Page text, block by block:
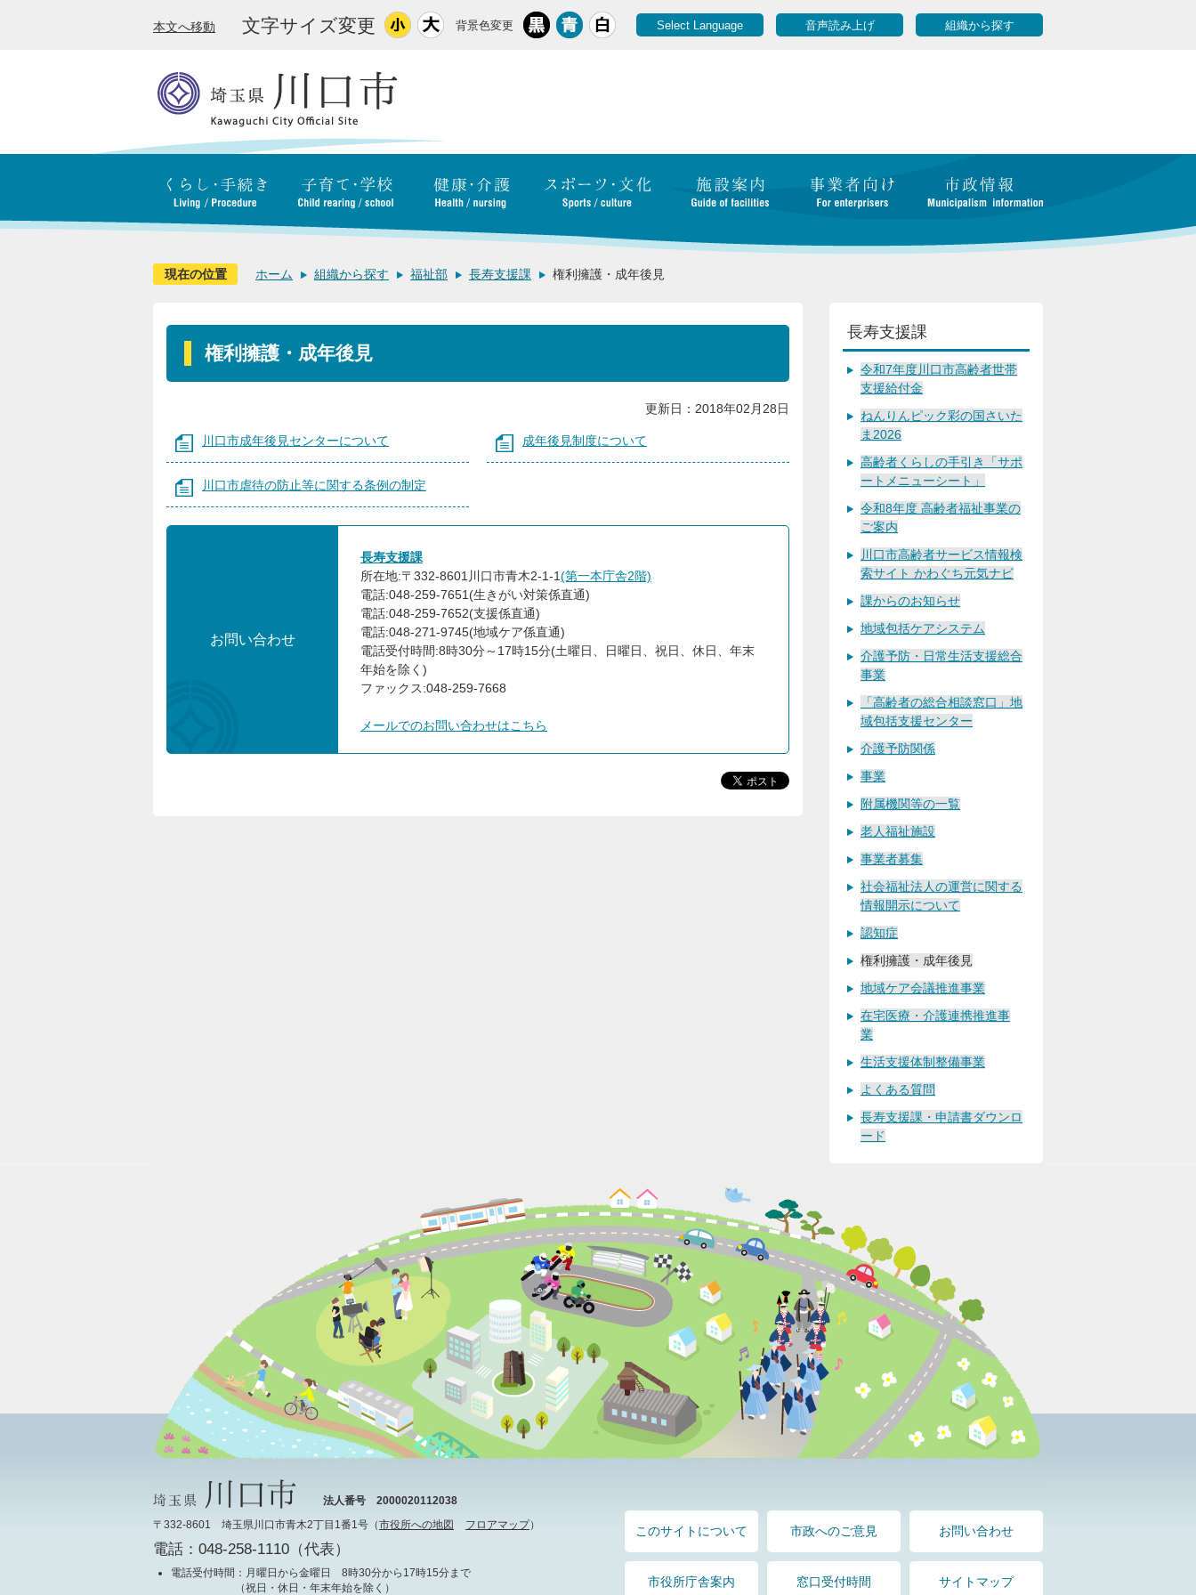
本文へ移動 文字サイズ変更 背景色変更 Select Language 音声読み上げ 組織から探す
現在の位置 ホーム 組織から探す 福祉部 長寿支援課 権利擁護・成年後見
権利擁護・成年後見
更新日：2018年02月28日
川口市成年後見センターについて 成年後見制度について
川口市虐待の防止等に関する条例の制定
お問い合わせ
長寿支援課
所在地:〒332-8601川口市青木2-1-1(第一本庁舎2階)
電話:048-259-7651(生きがい対策係直通)
電話:048-259-7652(支援係直通)
電話:048-271-9745(地域ケア係直通)
電話受付時間:8時30分～17時15分(土曜日、日曜日、祝日、休日、年末
年始を除く)
ファックス:048-259-7668
メールでのお問い合わせはこちら
長寿支援課
令和7年度川口市高齢者世帯
支援給付金
ねんりんピック彩の国さいた
ま2026
高齢者くらしの手引き「サポ
ートメニューシート」
令和8年度 高齢者福祉事業の
ご案内
川口市高齢者サービス情報検
索サイト かわぐち元気ナビ
課からのお知らせ
地域包括ケアシステム
介護予防・日常生活支援総合
事業
「高齢者の総合相談窓口」地
域包括支援センター
介護予防関係
事業
附属機関等の一覧
老人福祉施設
事業者募集
社会福祉法人の運営に関する
情報開示について
認知症
権利擁護・成年後見
地域ケア会議推進事業
在宅医療・介護連携推進事
業
生活支援体制整備事業
よくある質問
長寿支援課・申請書ダウンロ
ード
法人番号 2000020112038
〒332-8601 埼玉県川口市青木2丁目1番1号（市役所への地図 フロアマップ）
電話：048-258-1110（代表）
電話受付時間 ：月曜日から金曜日 8時30分から17時15分まで
（祝日・休日・年末年始を除く）
このサイトについて 市政へのご意見 お問い合わせ
市役所庁舎案内 窓口受付時間 サイトマップ